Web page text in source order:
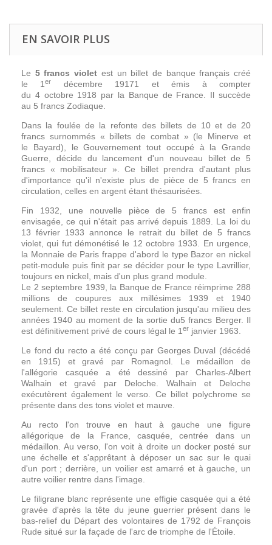
EN SAVOIR PLUS
Le 5 francs violet est un billet de banque français créé
le 1er décembre 19171
et émis à compter
du 4 octobre 1918 par la Banque de France. Il succède
au 5 francs Zodiaque.
Dans la foulée de la refonte des billets de 10 et de 20
francs surnommés « billets de combat » (le Minerve et
le Bayard), le Gouvernement tout occupé à la Grande
Guerre, décide du lancement d'un nouveau billet de 5
francs « mobilisateur ». Ce billet prendra d'autant plus
d'importance qu'il n'existe plus de pièce de 5 francs en
circulation, celles en argent étant thésaurisées.
Fin 1932, une nouvelle pièce de 5 francs est enfin
envisagée, ce qui n'était pas arrivé depuis 1889. La loi du
13 février 1933 annonce le retrait du billet de 5 francs
violet, qui fut démonétisé le 12 octobre 1933. En urgence,
la Monnaie de Paris frappe d'abord le type Bazor en nickel
petit-module puis finit par se décider pour le type Lavrillier,
toujours en nickel, mais d'un plus grand module.
Le 2 septembre 1939, la Banque de France réimprime 288
millions de coupures aux millésimes 1939 et 1940
seulement. Ce billet reste en circulation jusqu'au milieu des
années 1940 au moment de la sortie du5 francs Berger. Il
est définitivement privé de cours légal le 1 er janvier 1963.
Le fond du recto a été conçu par Georges Duval (décédé
en 1915) et gravé par Romagnol. Le médaillon de
l'allégorie casquée a été dessiné par Charles-Albert
Walhain et gravé par Deloche. Walhain et Deloche
exécutèrent également le verso. Ce billet polychrome se
présente dans des tons violet et mauve.
Au recto l'on trouve en haut à gauche une figure
allégorique de la France, casquée, centrée dans un
médaillon. Au verso, l'on voit à droite un docker posté sur
une échelle et s'apprêtant à déposer un sac sur le quai
d'un port ; derrière, un voilier est amarré et à gauche, un
autre voilier rentre dans l'image.
Le filigrane blanc représente une effigie casquée qui a été
gravée d'après la tête du jeune guerrier présent dans le
bas-relief du Départ des volontaires de 1792 de François
Rude situé sur la façade de l'arc de triomphe de l'Étoile.